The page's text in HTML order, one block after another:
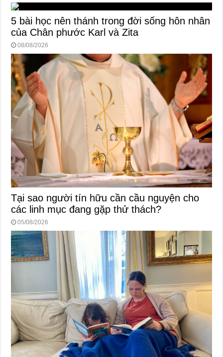
5 bài học nên thánh trong đời sống hôn nhân
của Chân phước Karl và Zita
08/08/2026
Tại sao người tín hữu cần cầu nguyện cho
các linh mục đang gặp thử thách?
05/08/2026